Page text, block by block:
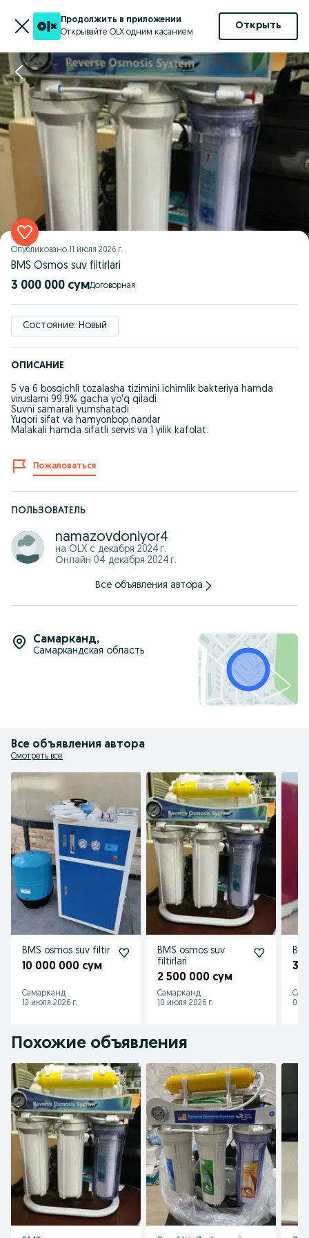
Продолжить в приложении
Открывайте OLX одним касанием
Открыть
Опубликовано 11 июля 2026 г.
BMS Osmos suv filtirlari
3 000 000 сум Договорная
Состояние: Новый
ОПИСАНИЕ
5 va 6 bosqichli tozalasha tizimini ichimlik bakteriya hamda
viruslarni 99.9% gacha yo'q qiladi
Suvni samarali yumshatadi
Yuqori sifat va hamyonbop narxlar
Malakali hamda sifatli servis va 1 yilik kafolat.
Пожаловаться
ПОЛЬЗОВАТЕЛЬ
namazovdoniyor4
на OLX с декабря 2024 г.
Онлайн 04 декабря 2024 г.
Все объявления автора
Самарканд,
Самаркандская область
Все объявления автора
Смотреть все
BMS osmos suv filtir
10 000 000 сум
Самарканд
12 июля 2026 г.
BMS osmos suv
filtirlari
2 500 000 сум
Самарканд
10 июля 2026 г.
09
Похожие объявления